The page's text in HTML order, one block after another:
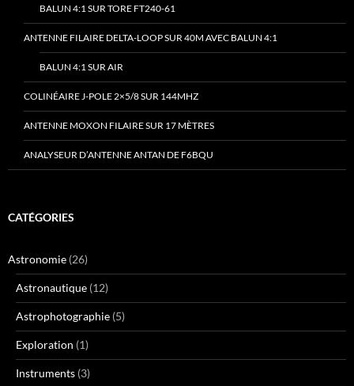
BALUN 4:1 SUR TORE FT240-61
ANTENNE FILAIRE DELTA-LOOP SUR 40M AVEC BALUN 4:1
BALUN 4:1 SUR AIR
COLINÉAIRE J-POLE 2×5/8 SUR 144MHZ
ANTENNE MOXON FILAIRE SUR 17 MÈTRES
ANALYSEUR D’ANTENNE ANTAN DE F6BQU
CATÉGORIES
Astronomie (26)
Astronautique (12)
Astrophotographie (5)
Exploration (1)
Instruments (3)